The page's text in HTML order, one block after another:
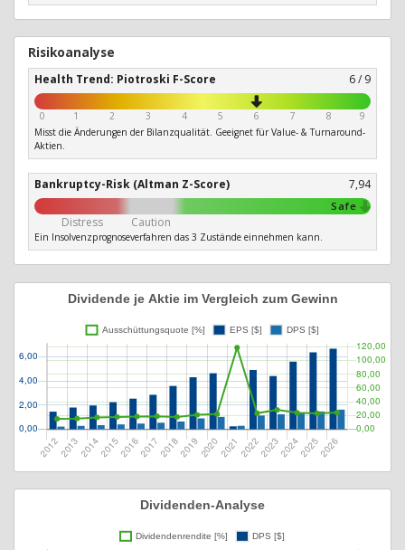
Risikoanalyse
Health Trend: Piotroski F-Score 6 / 9
0 1 2 3 4 5 6 7 8
9
Misst die Änderungen der Bilanzqualität. Geeignet für Value- & Turnaround-
Aktien.
Bankruptcy-Risk (Altman Z-Score) 7,94
Safe
Distress Caution
Ein Insolvenzprognoseverfahren das 3 Zustände einnehmen kann.